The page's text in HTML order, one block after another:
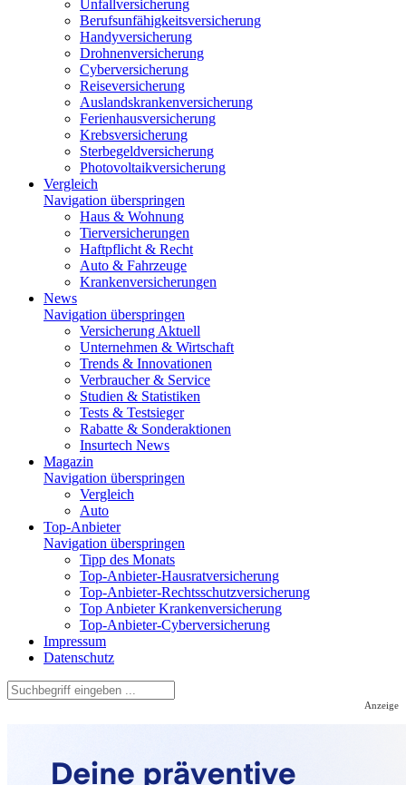
Unfallversicherung
Berufsunfähigkeitsversicherung
Handyversicherung
Drohnenversicherung
Cyberversicherung
Reiseversicherung
Auslandskrankenversicherung
Ferienhausversicherung
Krebsversicherung
Sterbegeldversicherung
Photovoltaikversicherung
Vergleich
Navigation überspringen
Haus & Wohnung
Tierversicherungen
Haftpflicht & Recht
Auto & Fahrzeuge
Krankenversicherungen
News
Navigation überspringen
Versicherung Aktuell
Unternehmen & Wirtschaft
Trends & Innovationen
Verbraucher & Service
Studien & Statistiken
Tests & Testsieger
Rabatte & Sonderaktionen
Insurtech News
Magazin
Navigation überspringen
Vergleich
Auto
Top-Anbieter
Navigation überspringen
Tipp des Monats
Top-Anbieter-Hausratversicherung
Top-Anbieter-Rechtsschutzversicherung
Top Anbieter Krankenversicherung
Top-Anbieter-Cyberversicherung
Impressum
Datenschutz
Anzeige